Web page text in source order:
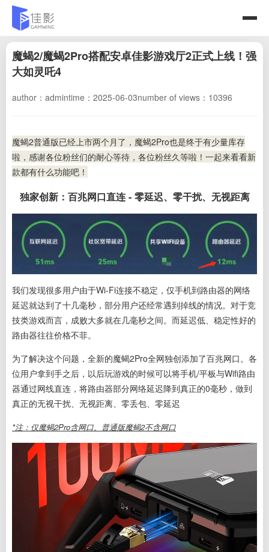
魔蝎2/魔蝎2Pro搭配安卓佳影游戏厅2正式上线！强
大如灵吒4
author：admintime：2025-06-03number of views：10396
魔蝎2普通版已经上市两个月了，魔蝎2Pro也是终于有少量库存
啦，感谢各位粉丝们的耐心等待，各位粉丝久等啦！一起来看看新
款都有什么功能吧！
独家创新：百兆网口直连 - 零延迟、零干扰、无视距离
我们发现很多用户由于Wi-Fi连接不稳定，仅手机到路由器的网络
延迟就达到了十几毫秒，部分用户还经常遇到掉线的情况。对于竞
技类游戏而言，成败大多就在几毫秒之间。而延迟低、稳定性好的
路由器往往价格不菲。
为了解决这个问题，全新的魔蝎2Pro全网独创添加了百兆网口。 各
位用户拿到手之后，以后玩游戏的时候可以将手机/平板与Wifi路由
器通过网线直连，将路由器部分网络延迟降到真正的0毫秒，做到
真正的无视干扰、无视距离、零丢包、零延迟
*注：仅魔蝎2Pro含网口。普通版魔蝎2不含网口